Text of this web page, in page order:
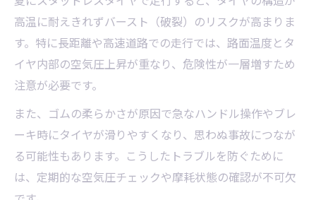
高温に耐えきれずバースト（破裂）のリスクが高まりま
す。特に長距離や高速道路での走行では、路面温度とタ
イヤ内部の空気圧上昇が重なり、危険性が一層増すため
注意が必要です。
また、ゴムの柔らかさが原因で急なハンドル操作やブレ
ーキ時にタイヤが滑りやすくなり、思わぬ事故につなが
る可能性もあります。こうしたトラブルを防ぐために
は、定期的な空気圧チェックや摩耗状態の確認が不可欠